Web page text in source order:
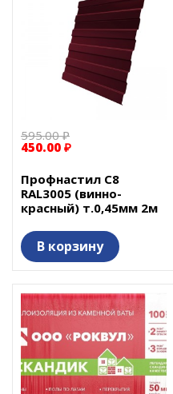
595.00 ₽
450.00 ₽
Профнастил С8
RAL3005 (винно-
красный) т.0,45мм 2м
В корзину